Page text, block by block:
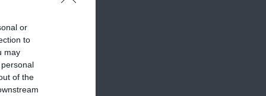
or
to
may
of the